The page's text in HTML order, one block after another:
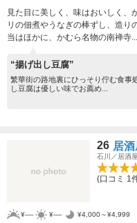
見た目に美しく、味はおいしく、
リの佃煮やうなぎの棒ずし、造り
当はほかに、かむら名物の南禅寺...
“揚げ出し豆腐”
繁華街の路地裏にひっそり佇む食事
し豆腐は優しい味でお薦め...
26 居
石川／居酒屋
(口コミ 1
¥---- ¥---- ¥4,000～¥4,999